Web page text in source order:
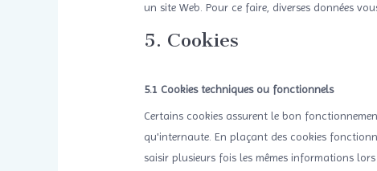
un site Web. Pour ce faire, diverses données
5. Cookies
5.1 Cookies techniques ou fonctionnels
Certains cookies assurent le bon
qu'internaute. En plaçant des cookies
saisir plusieurs fois les mêmes informations